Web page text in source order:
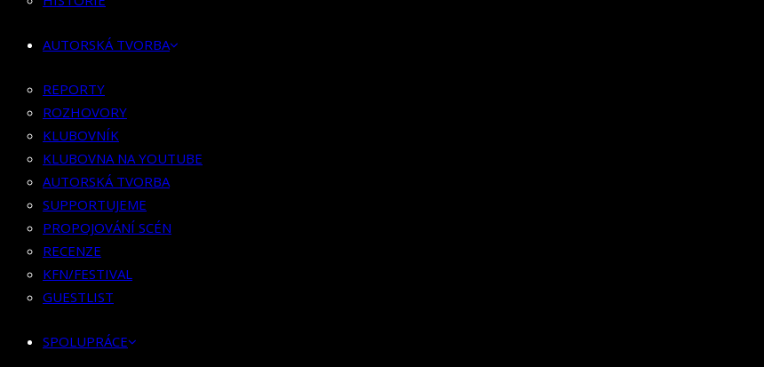
KLUBOVNA NA YOUTUBE
SUPPORTUJEME
PROPOJOVÁNÍ SCÉN
RECENZE
KFN/FESTIVAL
GUESTLIST
SPOLUPRÁCE
BOOKING
PR SPOLUPRÁCE
MERCH
AUTORSKÁ TVORBA
REPORTY
ROZHOVORY
KLUBOVNÍK
KLUBOVNA NA YOUTUBE
AUTORSKÁ TVORBA
SUPPORTUJEME
PROPOJOVÁNÍ SCÉN
RECENZE
KFN/FESTIVAL
GUESTLIST
SPOLUPRÁCE